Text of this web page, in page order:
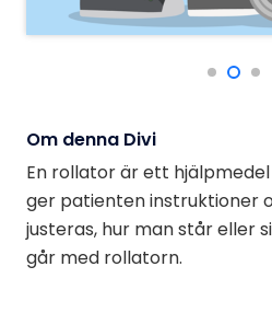
Om denna Divi
En rollator är ett
ger patienten instruktioner
justeras, hur man står eller
går med rollatorn.